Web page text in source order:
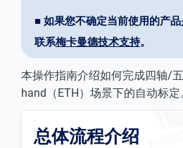
■ 如果您不确定当前使用的产
联系梅卡曼德技术支持。
本操作指南介绍如何完成四轴/
hand（ETH）场景下的自动标定
总体流程介绍